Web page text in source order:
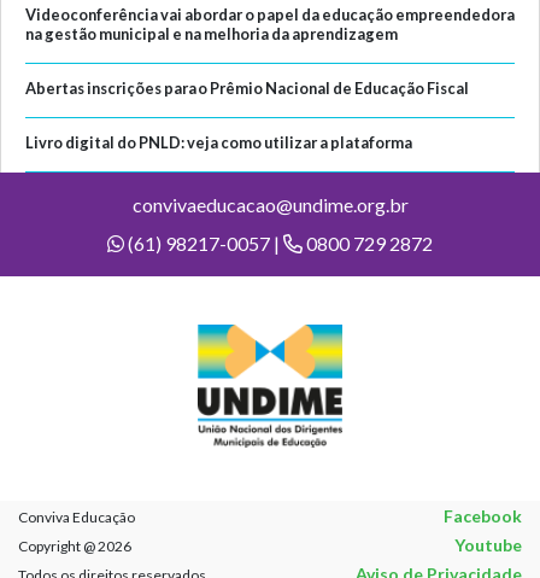
Videoconferência vai abordar o papel da educação empreendedora
na gestão municipal e na melhoria da aprendizagem
Abertas inscrições para o Prêmio Nacional de Educação Fiscal
Livro digital do PNLD: veja como utilizar a plataforma
convivaeducacao@undime.org.br
(61) 98217-0057 |
0800 729 2872
Conviva Educação Facebook
Copyright @ 2026 Youtube
Aviso de Privacidade